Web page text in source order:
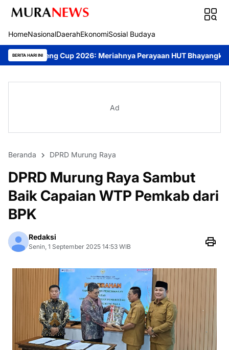
HomeNasionalDaerahEkonomiSosial Budaya
BERITA HARI INI
2026: Meriahnya Perayaan HUT Bhayangkara ke-80 di
Ad
Beranda DPRD Murung Raya
DPRD Murung Raya Sambut
Baik Capaian WTP Pemkab dari
BPK
Redaksi
Senin, 1 September 2025 14:53 WIB